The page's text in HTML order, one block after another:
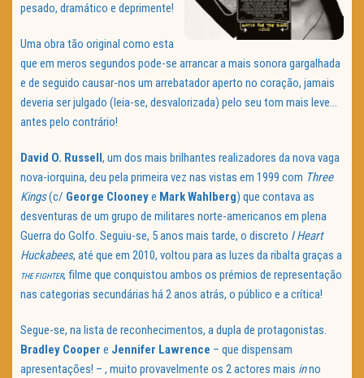
pesado, dramático e deprimente!
Uma obra tão original como esta
que em meros segundos pode-se arrancar a mais sonora gargalhada
e de seguido causar-nos um arrebatador aperto no coração, jamais
deveria ser julgado (leia-se, desvalorizada) pelo seu tom mais leve…
antes pelo contrário!
David O. Russell, um dos mais brilhantes realizadores da nova vaga
nova-iorquina, deu pela primeira vez nas vistas em 1999 com Three
Kings(c/ George Clooneye Mark Wahlberg) que contava as
desventuras de um grupo de militares norte-americanos em plena
Guerra do Golfo. Seguiu-se, 5 anos mais tarde, o discreto I Heart
Huckabees, até que em 2010, voltou para as luzes da ribalta graças a
THE FIGHTER, filme que conquistou ambos os prémios de representação
nas categorias secundárias há 2 anos atrás, o público e a crítica!
Segue-se, na lista de reconhecimentos, a dupla de protagonistas.
Bradley Cooper e Jennifer Lawrence – que dispensam
apresentações! – , muito provavelmente os 2 actores mais inno